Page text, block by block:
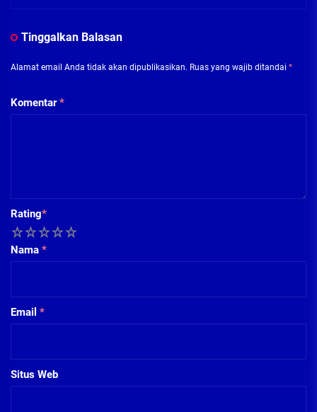
Tinggalkan Balasan
Alamat email Anda tidak akan dipublikasikan. Ruas yang wajib ditandai *
Komentar*
Rating*
5
4
3
2
Nama *
Email *
Situs Web